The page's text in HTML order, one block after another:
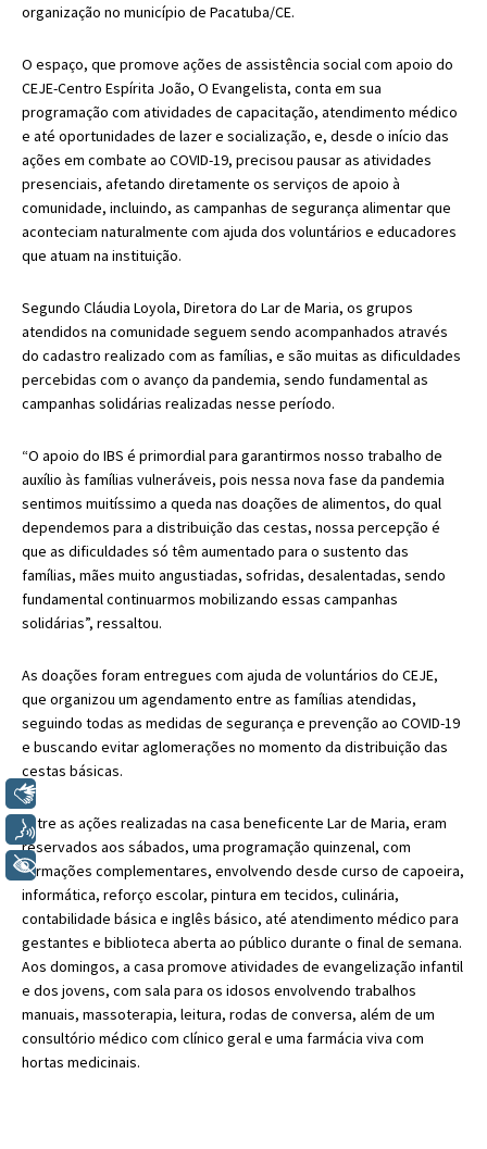
organização no município de Pacatuba/CE.
O espaço, que promove ações de assistência social com apoio do
CEJE-Centro Espírita João, O Evangelista, conta em sua
programação com atividades de capacitação, atendimento médico
e até oportunidades de lazer e socialização, e, desde o início das
ações em combate ao COVID-19, precisou pausar as atividades
presenciais, afetando diretamente os serviços de apoio à
comunidade, incluindo, as campanhas de segurança alimentar que
aconteciam naturalmente com ajuda dos voluntários e educadores
que atuam na instituição.
Segundo Cláudia Loyola, Diretora do Lar de Maria, os grupos
atendidos na comunidade seguem sendo acompanhados através
do cadastro realizado com as famílias, e são muitas as dificuldades
percebidas com o avanço da pandemia, sendo fundamental as
campanhas solidárias realizadas nesse período.
“O apoio do IBS é primordial para garantirmos nosso trabalho de
auxílio às famílias vulneráveis, pois nessa nova fase da pandemia
sentimos muitíssimo a queda nas doações de alimentos, do qual
dependemos para a distribuição das cestas, nossa percepção é
que as dificuldades só têm aumentado para o sustento das
famílias, mães muito angustiadas, sofridas, desalentadas, sendo
fundamental continuarmos mobilizando essas campanhas
solidárias”, ressaltou.
As doações foram entregues com ajuda de voluntários do CEJE,
que organizou um agendamento entre as famílias atendidas,
seguindo todas as medidas de segurança e prevenção ao COVID-19
e buscando evitar aglomerações no momento da distribuição das
cestas básicas.
Entre as ações realizadas na casa beneficente Lar de Maria, eram
reservados aos sábados, uma programação quinzenal, com
formações complementares, envolvendo desde curso de capoeira,
informática, reforço escolar, pintura em tecidos, culinária,
contabilidade básica e inglês básico, até atendimento médico para
gestantes e biblioteca aberta ao público durante o final de semana.
Aos domingos, a casa promove atividades de evangelização infantil
e dos jovens, com sala para os idosos envolvendo trabalhos
manuais, massoterapia, leitura, rodas de conversa, além de um
consultório médico com clínico geral e uma farmácia viva com
hortas medicinais.
Voz
+ Acessibilidade